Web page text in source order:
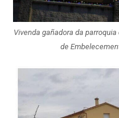
Vivenda gañadora da
de